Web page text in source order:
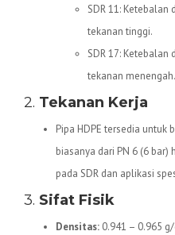
SDR 11:
tekanan tinggi.
SDR 17:
tekanan menengah.
2. Tekanan Kerja
Pipa HDPE tersedia untuk
biasanya dari PN 6 (6 bar)
pada SDR dan aplikasi
3. Sifat Fisik
Densitas: 0.941 – 0.965 g/